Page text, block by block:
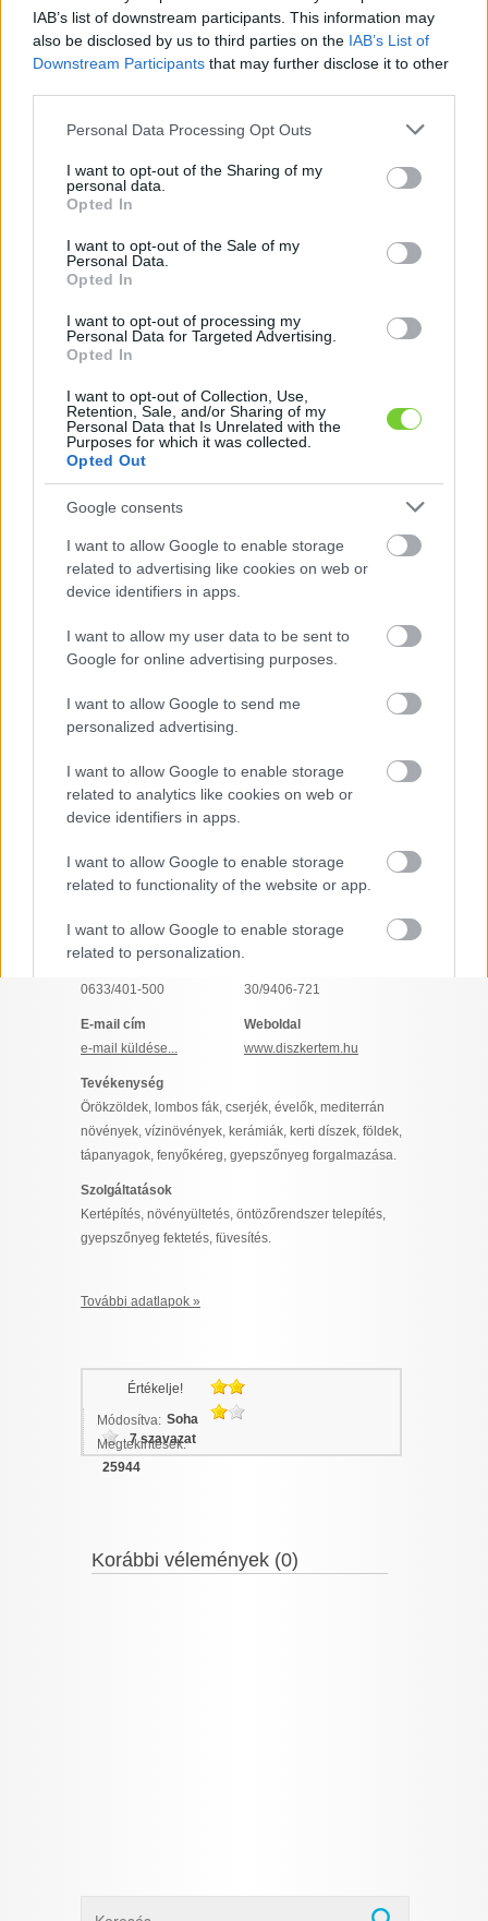
IAB’s list of downstream participants. This information may
also be disclosed by us to third parties on the IAB’s List of
Downstream Participants that may further disclose it to other
Please note that this website/app uses one or more Google
not limited to your visit or usage behaviour. You may click to
grant or deny consent to Google and its third-party tags to
use your data for below specified purposes in below Google
consent section.
Personal Data Processing Opt Outs
I want to opt-out of the Sharing of my
personal data.
Opted In
I want to opt-out of the Sale of my
Personal Data.
Opted In
I want to opt-out of processing my
Personal Data for Targeted Advertising.
Opted In
I want to opt-out of Collection, Use,
Retention, Sale, and/or Sharing of my
Personal Data that Is Unrelated with the
Purposes for which it was collected.
Opted Out
Google consents
I want to allow Google to enable storage
related to advertising like cookies on web or
device identifiers in apps.
I want to allow my user data to be sent to
Google for online advertising purposes.
I want to allow Google to send me
personalized advertising.
I want to allow Google to enable storage
related to analytics like cookies on web or
device identifiers in apps.
I want to allow Google to enable storage
related to functionality of the website or app.
I want to allow Google to enable storage
related to personalization.
I want to allow Google to enable storage
related to security, including authentication
functionality and fraud prevention, and other
CONFIRM
Data Deletion Data Access
Felhasználónév
Jelszó
Elfelejtette jelszavát?
Bejelentkezés
faiskola.hu
Kertészeti, kerti termékek és szolgáltatások térképes
KERTÉSZ ÉS KERTÉSZET REGISZTRÁCIÓ
KertVilág
megye
0633/401-500
30/9406-721
E-mail cím
e-mail küldése...
Weboldal
www.diszkertem.hu
Tevékenység
Örökzöldek, lombos fák, cserjék, évelők, mediterrán
növények, vízinövények, kerámiák, kerti díszek, földek,
tápanyagok, fenyőkéreg, gyepszőnyeg forgalmazása.
Szolgáltatások
Kertépítés, növényültetés, öntözőrendszer telepítés,
gyepszőnyeg fektetés, füvesítés.
További adatlapok »
Értékelje!
7 szavazat
Módosítva: Soha
Megtekintések:
25944
Korábbi vélemények (0)